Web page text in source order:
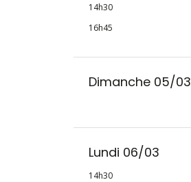
14h30
16h45
Dimanche 05/03
Lundi 06/03
14h30